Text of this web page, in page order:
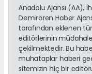
Anadolu Ajansı (AA),
Demirören Haber
tarafından eklenen
editörlerinin
çekilmektedir. Bu
muhataplar haberi
sitemizin hiç bir